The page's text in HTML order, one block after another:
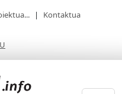
| Kontaktua